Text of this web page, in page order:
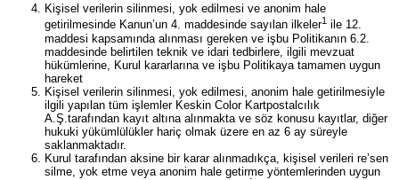
Kişisel verilerin silinmesi, yok edilmesi ve anonim hale
getirilmesinde Kanun’un 4. maddesinde sayılan ilkeler1 ile 12.
maddesi kapsamında alınması gereken ve işbu Politikanın 6.2.
maddesinde belirtilen teknik ve idari tedbirlere, ilgili mevzuat
hükümlerine, Kurul kararlarına ve işbu Politikaya tamamen uygun
hareket
Kişisel verilerin silinmesi, yok edilmesi, anonim hale getirilmesiyle
ilgili yapılan tüm işlemler Keskin Color Kartpostalcılık
A.Ş.tarafından kayıt altına alınmakta ve söz konusu kayıtlar, diğer
hukuki yükümlülükler hariç olmak üzere en az 6 ay süreyle
saklanmaktadır.
Kurul tarafından aksine bir karar alınmadıkça, kişisel verileri re’sen
silme, yok etme veya anonim hale getirme yöntemlerinden uygun